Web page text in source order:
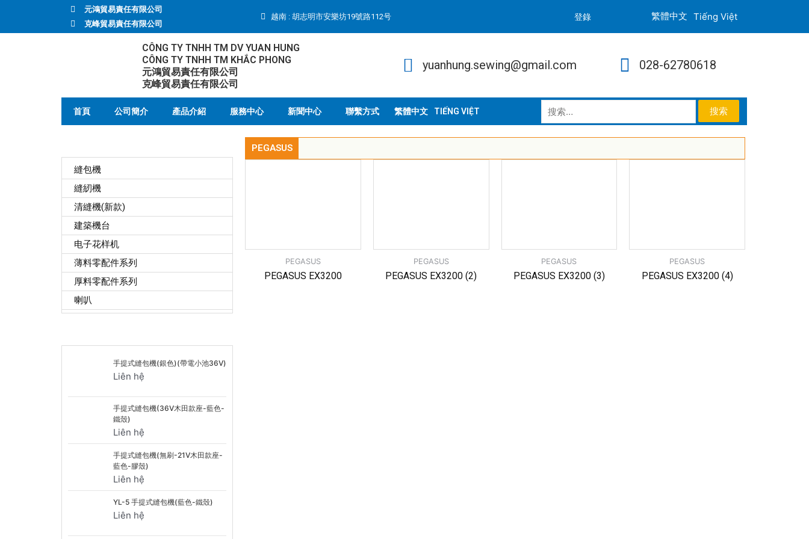
元鴻貿易責任有限公司
克峰貿易責任有限公司
越南 : 胡志明市安樂坊19號路112号 登錄 Tiếng Việt
CÔNG TY TNHH TM DV YUAN HUNG
CÔNG TY TNHH TM KHẮC PHONG
元鴻貿易責任有限公司
克峰貿易責任有限公司
yuanhung.sewing@gmail.com 028-62780618
首頁 公司簡介 產品介紹 服務中心 新聞中心 聯繫方式 TIẾNG VIỆT
縫包機
縫紉機
清縫機(新款)
建築機台
电子花样机
薄料零配件系列
厚料零配件系列
喇叭
手提式縫包機(銀色)(帶電小池36V)
Liên hệ
手提式縫包機(36V木田款座-藍色-
鐵殼)
Liên hệ
手提式縫包機(無刷-21V木田款座-
藍色-膠殼)
Liên hệ
YL-5 手提式縫包機(藍色-鐵殼)
Liên hệ
PEGASUS
PEGASUS
PEGASUS EX3200
PEGASUS
PEGASUS EX3200 (2)
PEGASUS
PEGASUS EX3200 (3)
PEGASUS
PEGASUS EX3200 (4)